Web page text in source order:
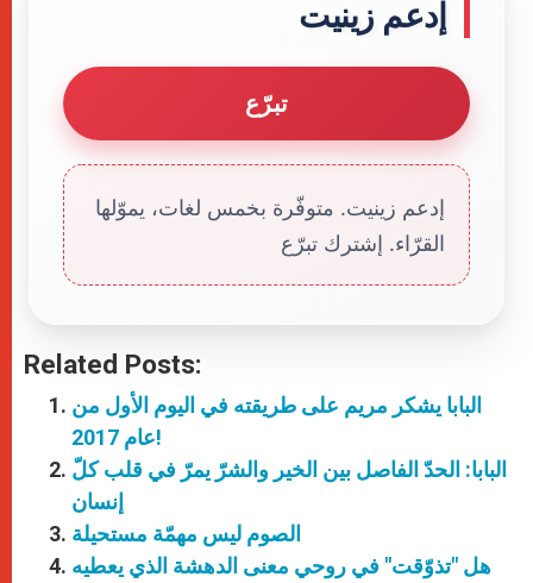
إدعم زينيت
تبرّع
إدعم زينيت. متوفّرة بخمس لغات، يموّلها
القرّاء. إشترك تبرّع
Related Posts:
البابا يشكر مريم على طريقته في اليوم الأول من
عام 2017!
البابا: الحدّ الفاصل بين الخير والشرّ يمرّ في قلب كلّ
إنسان
الصوم ليس مهمّة مستحيلة
هل "تذوّقت" في روحي معنى الدهشة الذي يعطيه